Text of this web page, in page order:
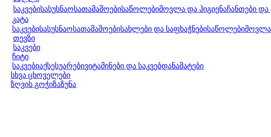
საკვებისასუსნაოსათამაშოებისაწოლებიმოვლა და ჰიგიენაჩანთები და
კატა
საკვებისასუსნაოსათამაშოებისახლები და საფხაჭნებისაწოლებიმოვლა
თევზი
საკვები
ჩიტი
საკვებიაქსესუარებივიტამინები და საკვებდანამატები
სხვა ცხოველები
ზღვის გოჭიზაზუნა